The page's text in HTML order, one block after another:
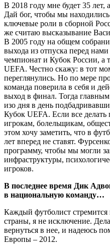
В 2018 году мне будет 35 лет,
Дай бог, чтобы мы
ключевые роли в сборной
же считаю высказывание
В 2005 году на общем
выхода из отпуска перед
чемпионат и Кубок России, а
UEFA. Честно скажу: в тот
переглянулись. Но по мере
команда поверила в себя и
выход в финал. Тогда
изо дня в день
Кубок UEFA. Если все делать
игрокам, болельщикам,
этом хочу заметить, что в
лет вперед не ставят.
программу, чтобы мы могли
инфраструктуры,
игроков.
В последнее время Дик
в национальную команду…
Каждый футболист стремится
страны, я не исключение.
вернуться в нее, и надеюсь
Европы – 2012.